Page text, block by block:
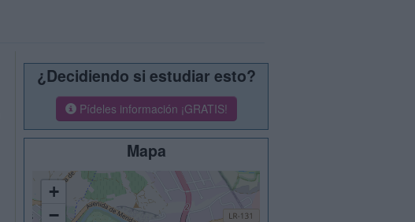
¿Decidiendo si estudiar esto?
Pídeles información ¡GRATIS!
Mapa
+
−